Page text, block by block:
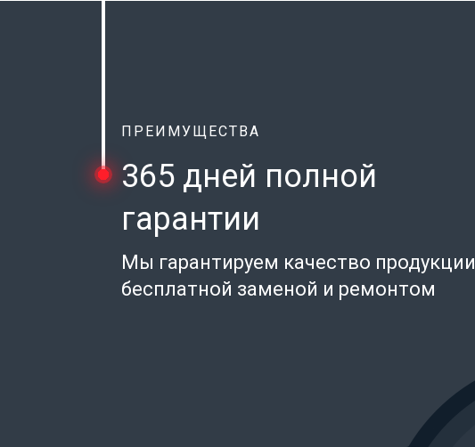
ПРЕИМУЩЕСТВА
365 дней полной
гарантии
Мы гарантируем качество продукции
бесплатной заменой и ремонтом